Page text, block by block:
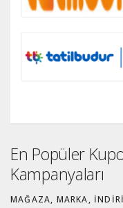
En Popüler
Kampanyaları
MAĞAZA, MARKA,